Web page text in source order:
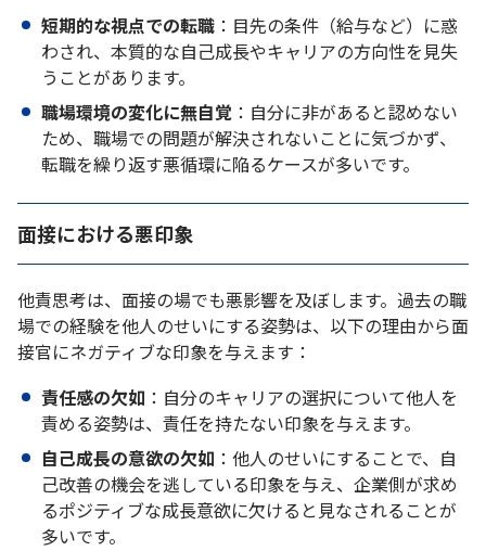
短期的な視点での転職 ：目先の条件（給与など）に惑
わされ、本質的な自己成長やキャリアの方向性を見失
うことがあります。
職場環境の変化に無自覚 ：自分に非があると認めない
ため、職場での問題が解決されないことに気づかず、
転職を繰り返す悪循環に陥るケースが多いです。
面接における悪印象
他責思考は、面接の場でも悪影響を及ぼします。過去の職
場での経験を他人のせいにする姿勢は、以下の理由から面
接官にネガティブな印象を与えます：
責任感の欠如 ：自分のキャリアの選択について他人を
責める姿勢は、責任を持たない印象を与えます。
自己成長の意欲の欠如 ：他人のせいにすることで、自
己改善の機会を逃している印象を与え、企業側が求め
るポジティブな成長意欲に欠けると見なされることが
多いです。